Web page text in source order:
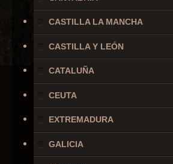
CASTILLA LA MANCHA
CASTILLA Y LEÓN
CATALUÑA
CEUTA
EXTREMADURA
GALICIA